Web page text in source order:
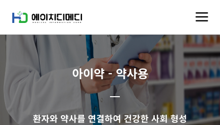
아이약 - 약사용
환자와 약사를 연결하여 건강한 사회 형성